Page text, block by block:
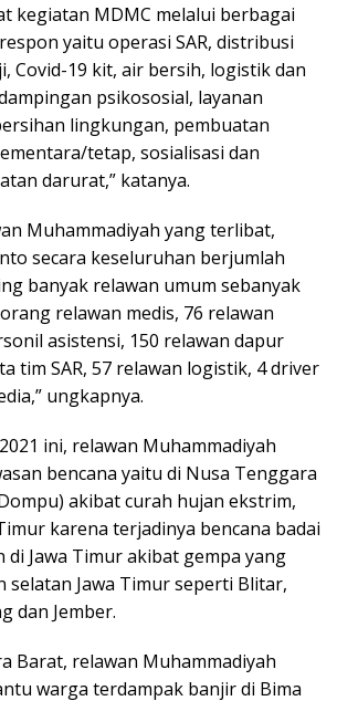
kegiatan MDMC melalui berbagai
yaitu operasi SAR, distribusi
Covid-19 kit, air bersih, logistik dan
psikososial, layanan
lingkungan, pembuatan
tetap, sosialisasi dan
darurat,” katanya.
Muhammadiyah yang terlibat,
secara keseluruhan berjumlah
banyak relawan umum sebanyak
relawan medis, 76 relawan
asistensi, 150 relawan dapur
tim SAR, 57 relawan logistik, 4 driver
ungkapnya.
ini, relawan Muhammadiyah
bencana yaitu di Nusa Tenggara
akibat curah hujan ekstrim,
karena terjadinya bencana badai
di Jawa Timur akibat gempa yang
selatan Jawa Timur seperti Blitar,
dan Jember.
Barat, relawan Muhammadiyah
warga terdampak banjir di Bima